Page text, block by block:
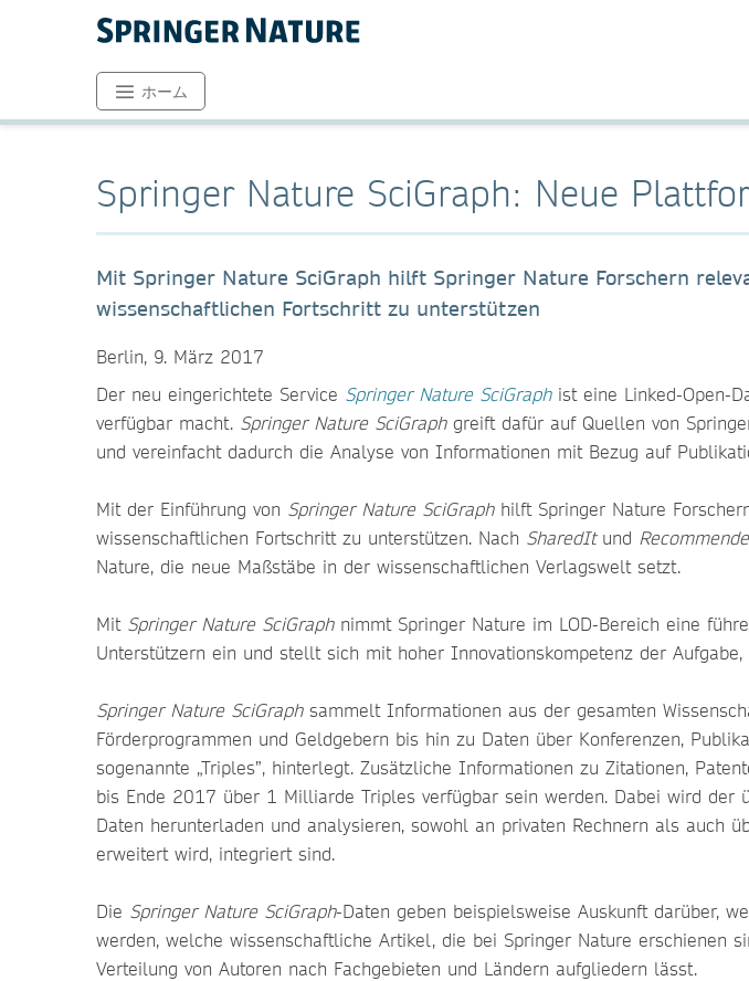
ホーム
Springer Nature SciGraph: Neue
Mit Springer Nature SciGraph hilft Springer Nature Forschern
wissenschaftlichen Fortschritt zu unterstützen
Berlin, 9. März 2017
Der neu eingerichtete Service Springer Nature SciGraphist eine Linked-Open-
verfügbar macht. Springer Nature SciGraphgreift dafür auf Quellen von
und vereinfacht dadurch die Analyse von Informationen mit Bezug auf
Mit der Einführung von Springer Nature SciGraphhilft Springer Nature
wissenschaftlichen Fortschritt zu unterstützen. Nach SharedItund
Nature, die neue Maßstäbe in der wissenschaftlichen Verlagswelt setzt.
Mit Springer Nature SciGraphnimmt Springer Nature im LOD-Bereich eine
Unterstützern ein und stellt sich mit hoher Innovationskompetenz der
Springer Nature SciGraphsammelt Informationen aus der gesamten
Förderprogrammen und Geldgebern bis hin zu Daten über Konferenzen,
sogenannte „Triples”, hinterlegt. Zusätzliche Informationen zu Zitationen,
bis Ende 2017 über 1 Milliarde Triples verfügbar sein werden. Dabei wird
Daten herunterladen und analysieren, sowohl an privaten Rechnern als auch
erweitert wird, integriert sind.
Die Springer Nature SciGraph-Daten geben beispielsweise Auskunft darüber,
werden, welche wissenschaftliche Artikel, die bei Springer Nature erschienen
Verteilung von Autoren nach Fachgebieten und Ländern aufgliedern lässt.